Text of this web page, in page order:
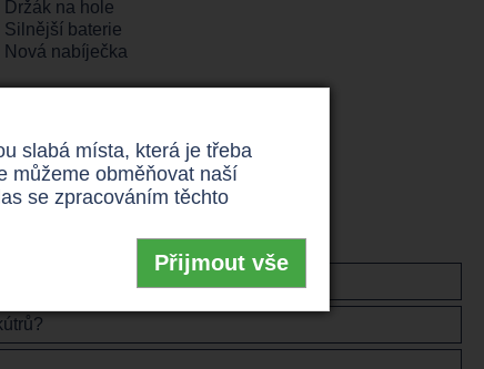
Držák na hole
Silnější baterie
Nová nabíječka
slabá místa, která je třeba
můžeme obměňovat naší
se zpracováním těchto
Přijmout vše